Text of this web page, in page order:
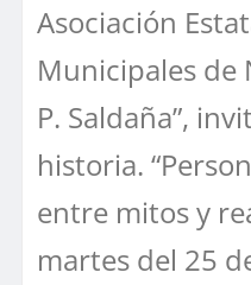
Asociación
Municipales de
P. Saldaña”,
historia.
entre mitos y
martes del 25